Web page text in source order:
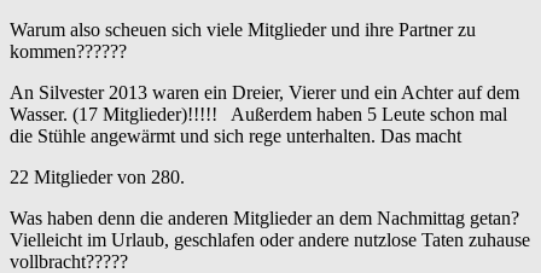
Warum also scheuen sich viele Mitglieder und ihre Partner zu
kommen??????
An Silvester 2013 waren ein Dreier, Vierer und ein Achter auf dem
Wasser. (17 Mitglieder)!!!!! Außerdem haben 5 Leute schon mal
die Stühle angewärmt und sich rege unterhalten. Das macht
22 Mitglieder von 280.
Was haben denn die anderen Mitglieder an dem Nachmittag getan?
Vielleicht im Urlaub, geschlafen oder andere nutzlose Taten zuhause
vollbracht?????